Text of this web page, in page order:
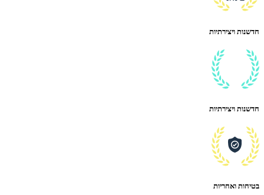
חדשנות ויצירתיות
חדשנות ויצירתיות
בטיחות ואחריות